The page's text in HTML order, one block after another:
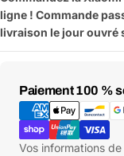
ligne ! Commande
livraison le jour ouvré
Paiement 100 %
Moyens
de
paiement
Vos informations
Partager
Votre
téléphone
Les champs